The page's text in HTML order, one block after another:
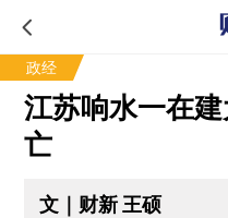
政经
江苏响水一在
亡
文｜财新 王硕